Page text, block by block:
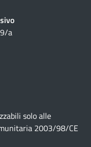
a
solo alle
2003/98/CE